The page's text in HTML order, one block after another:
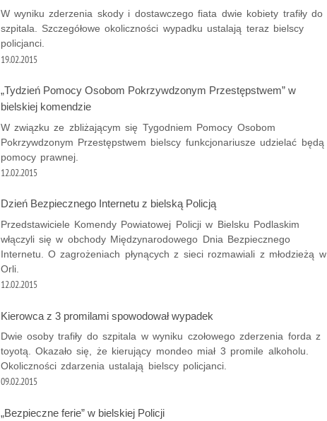
W wyniku zderzenia skody i dostawczego fiata dwie kobiety trafiły do
szpitala. Szczegółowe okoliczności wypadku ustalają teraz bielscy
policjanci.
19.02.2015
„Tydzień Pomocy Osobom Pokrzywdzonym Przestępstwem” w
bielskiej komendzie
W związku ze zbliżającym się Tygodniem Pomocy Osobom
Pokrzywdzonym Przestępstwem bielscy funkcjonariusze udzielać będą
pomocy prawnej.
12.02.2015
Dzień Bezpiecznego Internetu z bielską Policją
Przedstawiciele Komendy Powiatowej Policji w Bielsku Podlaskim
włączyli się w obchody Międzynarodowego Dnia Bezpiecznego
Internetu. O zagrożeniach płynących z sieci rozmawiali z młodzieżą w
Orli.
12.02.2015
Kierowca z 3 promilami spowodował wypadek
Dwie osoby trafiły do szpitala w wyniku czołowego zderzenia forda z
toyotą. Okazało się, że kierujący mondeo miał 3 promile alkoholu.
Okoliczności zdarzenia ustalają bielscy policjanci.
09.02.2015
„Bezpieczne ferie” w bielskiej Policji